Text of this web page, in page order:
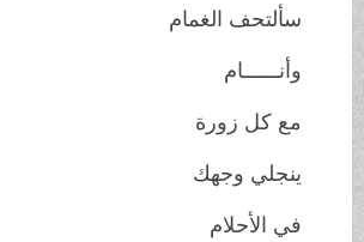
سألتحف الغمام
وأنــــــام
مع كل زورة
ينجلي وجهك
في الأحلام